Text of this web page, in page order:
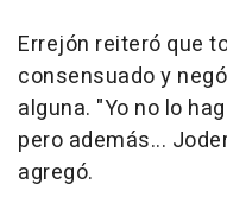
Errejón reiteró que
consensuado y
alguna. "Yo no lo
pero además...
agregó.